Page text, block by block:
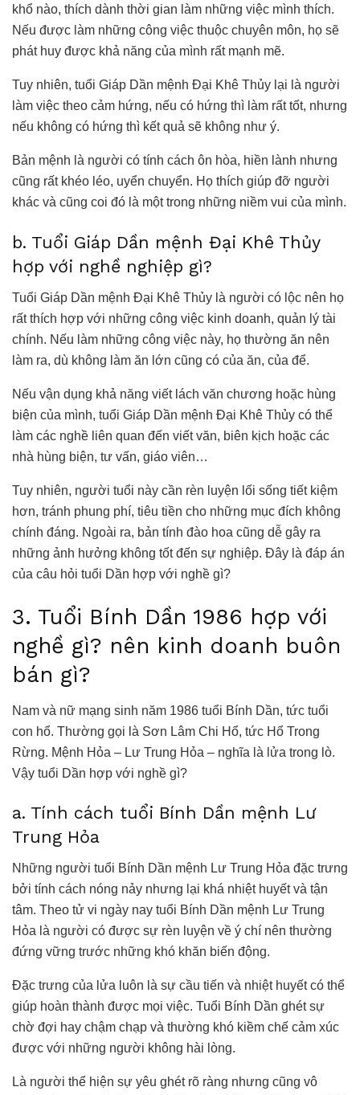
khổ nào, thích dành thời gian làm những việc mình thích.
Nếu được làm những công việc thuộc chuyên môn, họ sẽ
phát huy được khả năng của mình rất mạnh mẽ.
Tuy nhiên, tuổi Giáp Dần mệnh Đại Khê Thủy lại là người
làm việc theo cảm hứng, nếu có hứng thì làm rất tốt, nhưng
nếu không có hứng thì kết quả sẽ không như ý.
Bản mệnh là người có tính cách ôn hòa, hiền lành nhưng
cũng rất khéo léo, uyển chuyển. Họ thích giúp đỡ người
khác và cũng coi đó là một trong những niềm vui của mình.
b. Tuổi Giáp Dần mệnh Đại Khê Thủy
hợp với nghề nghiệp gì?
Tuổi Giáp Dần mệnh Đại Khê Thủy là người có lộc nên họ
rất thích hợp với những công việc kinh doanh, quản lý tài
chính. Nếu làm những công việc này, họ thường ăn nên
làm ra, dù không làm ăn lớn cũng có của ăn, của để.
Nếu vận dụng khả năng viết lách văn chương hoặc hùng
biện của mình, tuổi Giáp Dần mệnh Đại Khê Thủy có thể
làm các nghề liên quan đến viết văn, biên kịch hoặc các
nhà hùng biện, tư vấn, giáo viên…
Tuy nhiên, người tuổi này cần rèn luyện lối sống tiết kiệm
hơn, tránh phung phí, tiêu tiền cho những mục đích không
chính đáng. Ngoài ra, bản tính đào hoa cũng dễ gây ra
những ảnh hưởng không tốt đến sự nghiệp. Đây là đáp án
của câu hỏi tuổi Dần hợp với nghề gì?
3. Tuổi Bính Dần 1986 hợp với
nghề gì? nên kinh doanh buôn
bán gì?
Nam và nữ mạng sinh năm 1986 tuổi Bính Dần, tức tuổi
con hổ. Thường gọi là Sơn Lâm Chi Hổ, tức Hổ Trong
Rừng. Mệnh Hỏa – Lư Trung Hỏa – nghĩa là lửa trong lò.
Vậy tuổi Dần hợp với nghề gì?
a. Tính cách tuổi Bính Dần mệnh Lư
Trung Hỏa
Những người tuổi Bính Dần mệnh Lư Trung Hỏa đặc trưng
bởi tính cách nóng nảy nhưng lại khá nhiệt huyết và tận
tâm. Theo tử vi ngày nay tuổi Bính Dần mệnh Lư Trung
Hỏa là người có được sự rèn luyện về ý chí nên thường
đứng vững trước những khó khăn biến động.
Đặc trưng của lửa luôn là sự cầu tiến và nhiệt huyết có thể
giúp hoàn thành được mọi việc. Tuổi Bính Dần ghét sự
chờ đợi hay chậm chạp và thường khó kiềm chế cảm xúc
được với những người không hài lòng.
Là người thể hiện sự yêu ghét rõ ràng nhưng cũng vô